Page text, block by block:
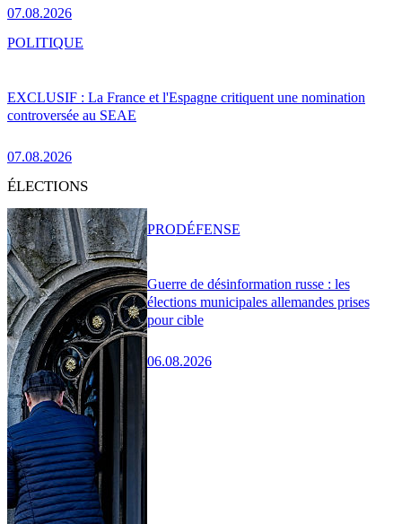
07.08.2026
EXCLUSIF : La France et l'Espagne critiquent une nomination
controversée au SEAE
07.08.2026
POLITIQUE
ÉLECTIONS
Guerre de désinformation russe : les
élections municipales allemandes prises
pour cible
06.08.2026
PRODÉFENSE